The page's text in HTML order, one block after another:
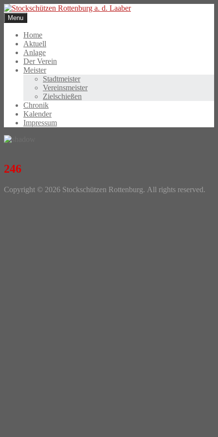
Skip
to
content
Menu
Home
Aktuell
Anlage
Der Verein
Meister
Stadtmeister
Vereinsmeister
Zielschießen
Chronik
Kalender
Impressum
246
Photo
Copyright © 2026 Stockschützen Rottenburg. All rights reserved.